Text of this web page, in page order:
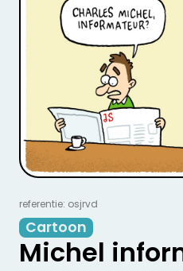
referentie: osjrvd
Cartoon
Michel